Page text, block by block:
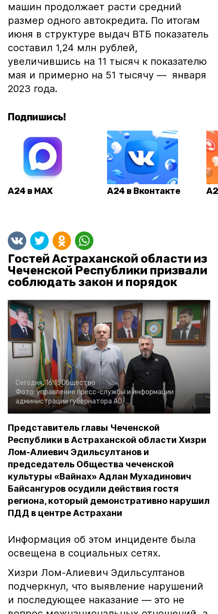
машин продолжает расти средний
размер одного автокредита. По итогам
июня в структуре выдач ВТБ показатель
составил 1,24 млн рублей,
увеличившись на 11 тысяч к показателю
мая и примерно на 51 тысячу — января
2023 года.
Подпишись!
А24 в MAX А24 в Вконтакте
Гостей Астраханской области из
Чеченской Республики призвали
соблюдать закон и порядок
Сегодня, 16:15Общество
Фото: управление пресс-службы и информации
администрации губернатора АО
Представитель главы Чеченской
Республики в Астраханской области Хизри
Лом-Алиевич Эдильсултанов и
председатель Общества чеченской
культуры «Вайнах» Адлан Мухадинович
Байсангуров осудили действия гостя
региона, который демонстративно нарушил
ПДД в центре Астрахани
Информация об этом инциденте была
освещена в социальных сетях.
Хизри Лом-Алиевич Эдильсултанов
подчеркнул, что выявление нарушений
и последующее наказание — это не